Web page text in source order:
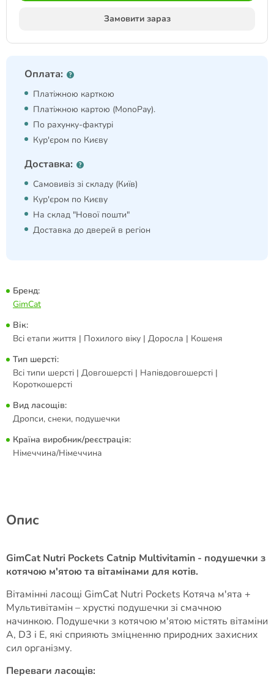
Замовити зараз
Оплата:
Платіжною карткою
Платіжною картою (MonoPay).
По рахунку-фактурі
Кур'єром по Києву
Доставка:
Самовивіз зі складу (Київ)
Кур'єром по Києву
На склад "Нової пошти"
Доставка до дверей в регіон
Бренд:
GimCat
Вік:
Всі етапи життя | Похилого віку | Доросла | Кошеня
Тип шерсті:
Всі типи шерсті | Довгошерсті | Напівдовгошерсті |
Короткошерсті
Вид ласощів:
Дропси, снеки, подушечки
Країна виробник/реєстрація:
Німеччина/Німеччина
Опис
GimCat Nutri Pockets Catnip Multivitamin - подушечки з
котячою м'ятою та вітамінами для котів.
Вітамінні ласощі GimCat Nutri Pockets Котяча м'ята +
Мультивітамін – хрусткі подушечки зі смачною
начинкою. Подушечки з котячою м'ятою містять вітаміни
А, D3 і Е, які сприяють зміцненню природних захисних
сил організму.
Переваги ласощів: